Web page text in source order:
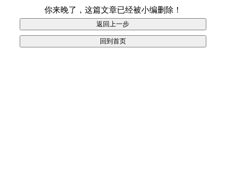
你来晚了，这篇文章已经被小编删除！
返回上一步
回到首页